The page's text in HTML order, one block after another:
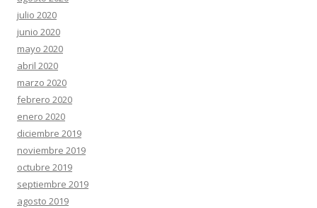
julio 2020
junio 2020
mayo 2020
abril 2020
marzo 2020
febrero 2020
enero 2020
diciembre 2019
noviembre 2019
octubre 2019
septiembre 2019
agosto 2019